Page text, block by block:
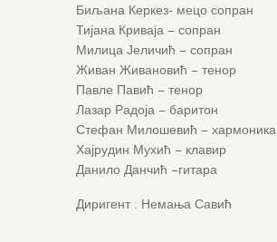
Биљана Керкез- мецо сопран
Тијана Криваја – сопран
Милица Јеличић – сопран
Живан Живановић – тенор
Павле Павић – тенор
Лазар Радоја – баритон
Стефан Милошевић – хармоника
Хајрудин Мухић – клавир
Данило Данчић –гитара
Диригент : Немања Савић